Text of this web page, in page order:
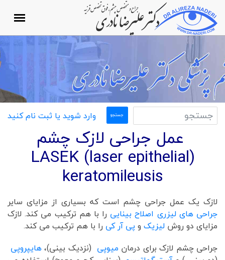
وارد شوید یا ثبت نام کنید
عمل جراحی لازک چشم
(LASEK (laser epithelial
keratomileusis
لازک یک عمل جراحی چشم است که بسیاری از مزایای سایر
جراحی های لیزری اصلاح بینایی را با هم ترکیب می کند. لازک
مزایای دو روش لیزیک و پی آر کی را با هم ترکیب می کند.
جراحی چشم لازک برای درمان میوپی (نزدیک بینی)،هایپروپی